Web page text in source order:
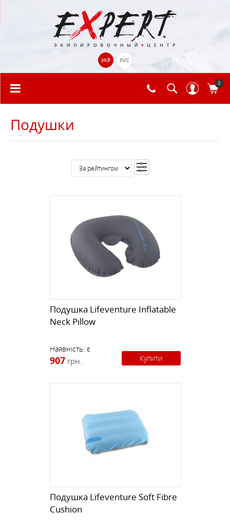
УКР РУС
0
Подушки
Подушка Lifeventure Inflatable
Neck Pillow
Наявність: є
907 грн. Купити
Подушка Lifeventure Soft Fibre
Cushion